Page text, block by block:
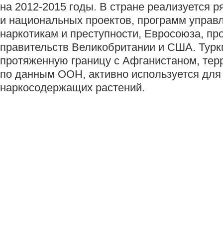
на 2012-2015 годы. В стране реализуется
и национальных проектов, программ
наркотикам и преступности, Евросоюза,
правительств Великобритании и США.
протяженную границу с Афганистаном,
по данным ООН, активно используется
наркосодержащих растений.